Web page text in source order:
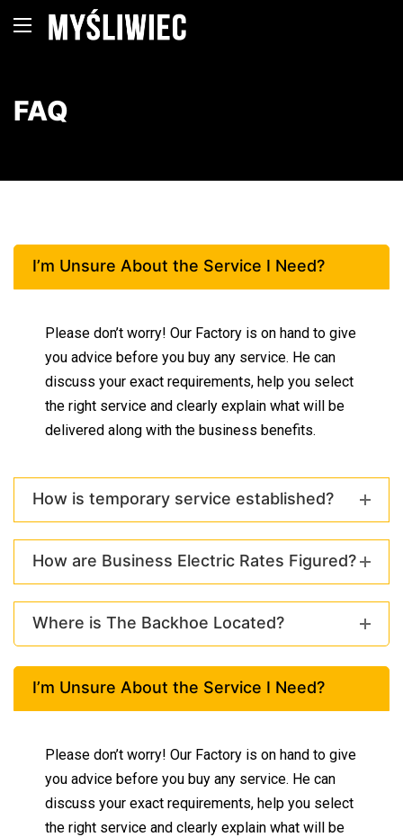
FAQ
I’m Unsure About the Service I Need?
Please don’t worry! Our Factory is on hand to give
you advice before you buy any service. He can
discuss your exact requirements, help you select
the right service and clearly explain what will be
delivered along with the business benefits.
How is temporary service established?
How are Business Electric Rates Figured?
Where is The Backhoe Located?
I’m Unsure About the Service I Need?
Please don’t worry! Our Factory is on hand to give
you advice before you buy any service. He can
discuss your exact requirements, help you select
the right service and clearly explain what will be